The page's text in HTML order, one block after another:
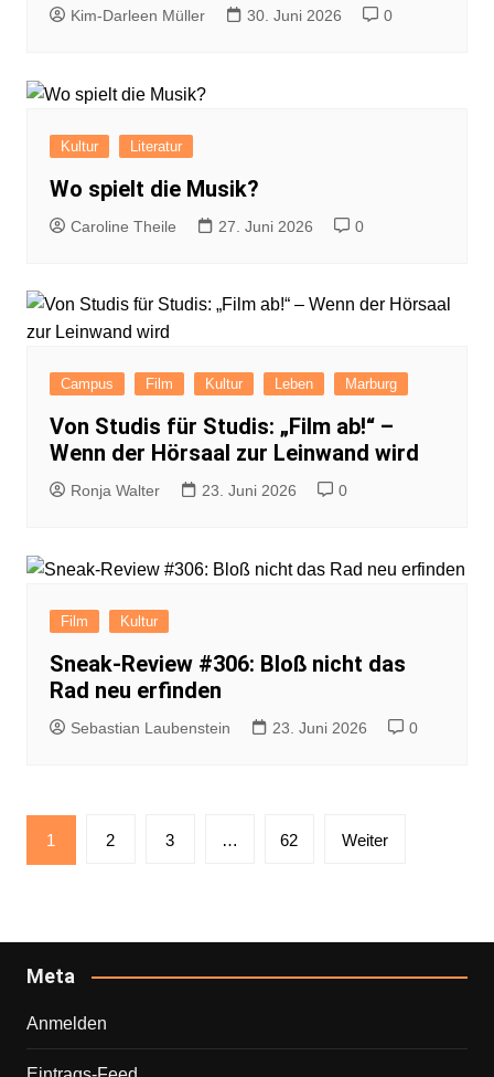
Kim-Darleen Müller 30. Juni 2026 0
Kultur Literatur
Wo spielt die Musik?
Caroline Theile 27. Juni 2026 0
Campus Film Kultur Leben Marburg
Von Studis für Studis: „Film ab!“ –
Wenn der Hörsaal zur Leinwand wird
Ronja Walter 23. Juni 2026 0
Film Kultur
Sneak-Review #306: Bloß nicht das
Rad neu erfinden
Sebastian Laubenstein 23. Juni 2026 0
Seitennummerierung
der
1 2 3 … 62 Weiter
Meta
Anmelden